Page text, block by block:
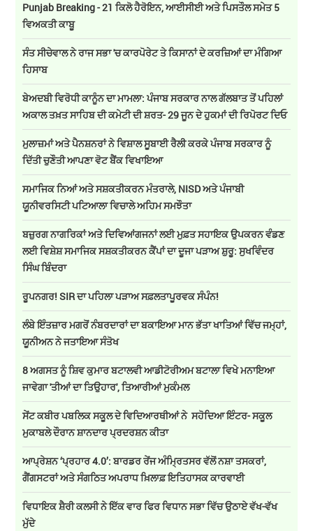
Punjab Breaking - 21 ਕਿਲੋ ਹੈਰੋਇਨ, ਆਈਸੀਈ ਅਤੇ ਪਿਸਤੌਲ ਸਮੇਤ 5
ਵਿਅਕਤੀ ਕਾਬੂ
ਸੰਤ ਸੀਚੇਵਾਲ ਨੇ ਰਾਜ ਸਭਾ 'ਚ ਕਾਰਪੋਰੇਟ ਤੇ ਕਿਸਾਨਾਂ ਦੇ ਕਰਜ਼ਿਆਂ ਦਾ ਮੰਗਿਆ
ਹਿਸਾਬ
ਬੇਅਦਬੀ ਵਿਰੋਧੀ ਕਾਨੂੰਨ ਦਾ ਮਾਮਲਾ: ਪੰਜਾਬ ਸਰਕਾਰ ਨਾਲ ਗੱਲਬਾਤ ਤੋਂ ਪਹਿਲਾਂ
ਅਕਾਲ ਤਖ਼ਤ ਸਾਹਿਬ ਦੀ ਕਮੇਟੀ ਦੀ ਸ਼ਰਤ- 29 ਜੂਨ ਦੇ ਹੁਕਮਾਂ ਦੀ ਰਿਪੋਰਟ ਦਿਓ
ਮੁਲਾਜ਼ਮਾਂ ਅਤੇ ਪੈਨਸ਼ਨਰਾਂ ਨੇ ਵਿਸ਼ਾਲ ਸੂਬਾਈ ਰੈਲੀ ਕਰਕੇ ਪੰਜਾਬ ਸਰਕਾਰ ਨੂੰ
ਦਿੱਤੀ ਚੁਣੌਤੀ ਆਪਣਾ ਵੋਟ ਬੈਂਕ ਵਿਖਾਇਆ
ਸਮਾਜਿਕ ਨਿਆਂ ਅਤੇ ਸਸ਼ਕਤੀਕਰਨ ਮੰਤਰਾਲੇ, NISD ਅਤੇ ਪੰਜਾਬੀ
ਯੂਨੀਵਰਸਿਟੀ ਪਟਿਆਲਾ ਵਿਚਾਲੇ ਅਹਿਮ ਸਮਝੌਤਾ
ਬਜ਼ੁਰਗ ਨਾਗਰਿਕਾਂ ਅਤੇ ਦਿਵਿਆਂਗਜਨਾਂ ਲਈ ਮੁਫ਼ਤ ਸਹਾਇਕ ਉਪਕਰਨ ਵੰਡਣ
ਲਈ ਵਿਸ਼ੇਸ਼ ਸਮਾਜਿਕ ਸਸ਼ਕਤੀਕਰਨ ਕੈਂਪਾਂ ਦਾ ਦੂਜਾ ਪੜਾਅ ਸ਼ੁਰੂ: ਸੁਖਵਿੰਦਰ
ਸਿੰਘ ਬਿੰਦਰਾ
ਰੂਪਨਗਰ! SIR ਦਾ ਪਹਿਲਾ ਪੜਾਅ ਸਫ਼ਲਤਾਪੂਰਵਕ ਸੰਪੰਨ!
ਲੰਬੇ ਇੰਤਜ਼ਾਰ ਮਗਰੋਂ ਨੰਬਰਦਾਰਾਂ ਦਾ ਬਕਾਇਆ ਮਾਨ ਭੱਤਾ ਖਾਤਿਆਂ ਵਿੱਚ ਜਮ੍ਹਾਂ,
ਯੂਨੀਅਨ ਨੇ ਜਤਾਇਆ ਸੰਤੋਖ
8 ਅਗਸਤ ਨੂੰ ਸ਼ਿਵ ਕੁਮਾਰ ਬਟਾਲਵੀ ਆਡੀਟੋਰੀਅਮ ਬਟਾਲਾ ਵਿਖੇ ਮਨਾਇਆ
ਜਾਵੇਗਾ 'ਤੀਆਂ ਦਾ ਤਿਉਹਾਰ', ਤਿਆਰੀਆਂ ਮੁਕੰਮਲ
ਸੇਂਟ ਕਬੀਰ ਪਬਲਿਕ ਸਕੂਲ ਦੇ ਵਿਦਿਆਰਥੀਆਂ ਨੇ ਸਹੋਦਿਆ ਇੰਟਰ- ਸਕੂਲ
ਮੁਕਾਬਲੇ ਦੌਰਾਨ ਸ਼ਾਨਦਾਰ ਪ੍ਰਦਰਸ਼ਨ ਕੀਤਾ
ਆਪ੍ਰੇਸ਼ਨ ‘ਪ੍ਰਹਾਰ 4.0’: ਬਾਰਡਰ ਰੇਂਜ ਅੰਮ੍ਰਿਤਸਰ ਵੱਲੋਂ ਨਸ਼ਾ ਤਸਕਰਾਂ,
ਗੈਂਗਸਟਰਾਂ ਅਤੇ ਸੰਗਠਿਤ ਅਪਰਾਧ ਖ਼ਿਲਾਫ਼ ਇਤਿਹਾਸਕ ਕਾਰਵਾਈ
ਵਿਧਾਇਕ ਸ਼ੈਰੀ ਕਲਸੀ ਨੇ ਇੱਕ ਵਾਰ ਫਿਰ ਵਿਧਾਨ ਸਭਾ ਵਿੱਚ ਉਠਾਏ ਵੱਖ-ਵੱਖ
ਮੁੱਦੇ